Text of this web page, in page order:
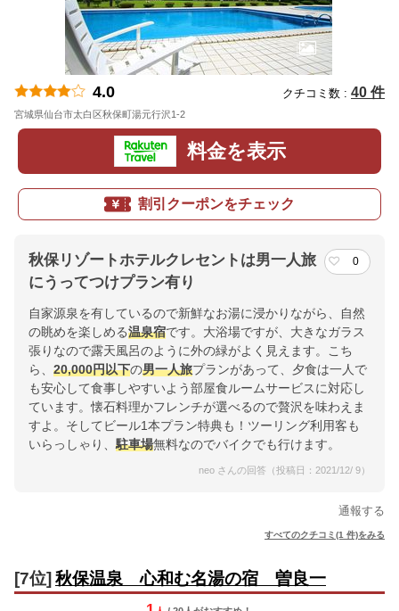
4.0 クチコミ数 : 40 件
宮城県仙台市太白区秋保町湯元行沢1-2
料金を表示
割引クーポンをチェック
秋保リゾートホテルクレセントは男一人旅
にうってつけプラン有り
0
自家源泉を有しているので新鮮なお湯に浸かりながら、自然
の眺めを楽しめる温泉宿です。大浴場ですが、大きなガラス
張りなので露天風呂のように外の緑がよく見えます。こち
ら、 20,000円以下の男一人旅プランがあって、夕食は一人で
も安心して食事しやすいよう部屋食ルームサービスに対応し
ています。懐石料理かフレンチが選べるので贅沢を味わえま
すよ。そしてビール1本プラン特典も！ツーリング利用客も
いらっしゃり、 駐車場無料なのでバイクでも行けます。
neo さんの回答（投稿日：2021/12/ 9）
通報する
すべてのクチコミ(1 件)をみる
[7位] 秋保温泉 心和む名湯の宿 曽良一